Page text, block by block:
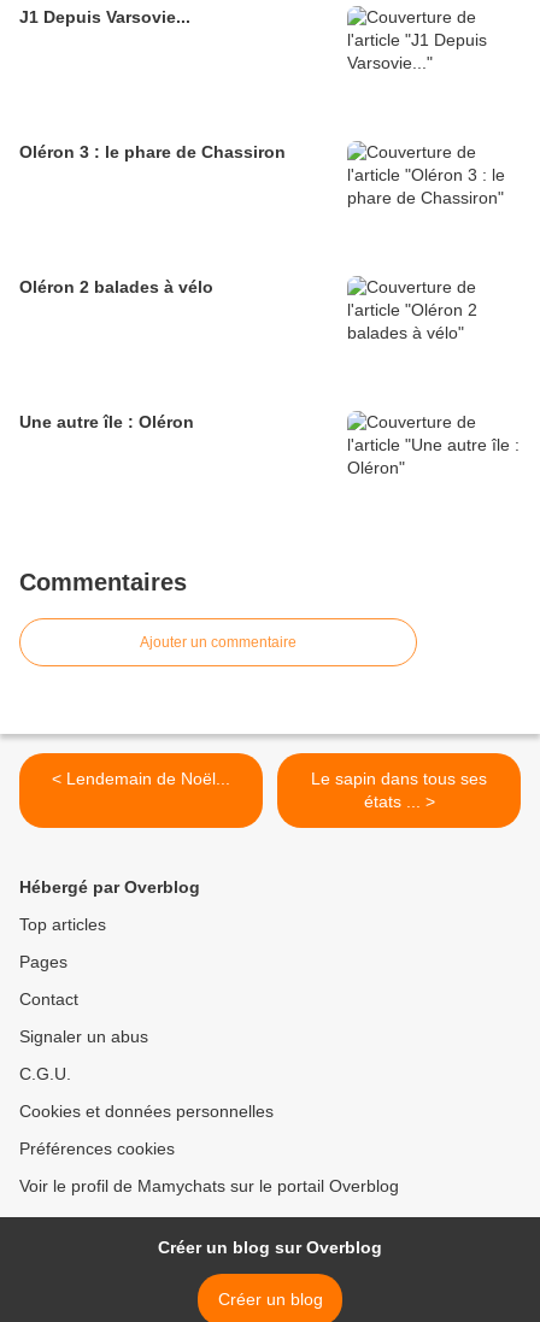
J1 Depuis Varsovie...
Oléron 3 : le phare de Chassiron
Oléron 2 balades à vélo
Une autre île : Oléron
Commentaires
Ajouter un commentaire
< Lendemain de Noël...
Le sapin dans tous ses
états ... >
Hébergé par Overblog
Top articles
Pages
Contact
Signaler un abus
C.G.U.
Cookies et données personnelles
Préférences cookies
Voir le profil de Mamychats sur le portail Overblog
Créer un blog sur Overblog
Créer un blog